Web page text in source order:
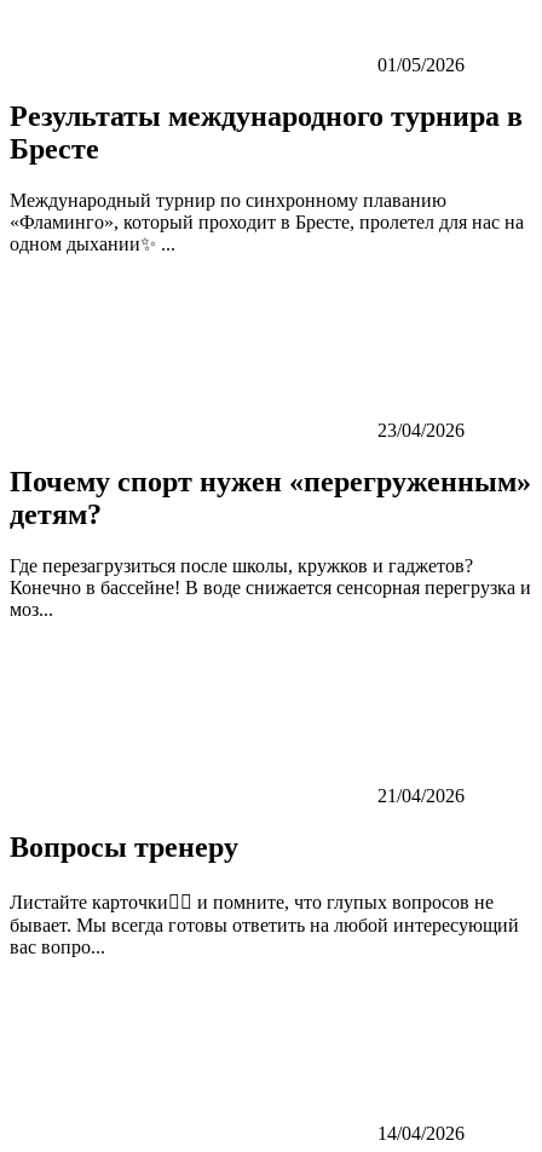
01/05/2026
Результаты международного турнира в
Бресте
Международный турнир по синхронному плаванию
«Фламинго», который проходит в Бресте, пролетел для нас на
одном дыхании✨ ...
23/04/2026
Почему спорт нужен «перегруженным»
детям?
Где перезагрузиться после школы, кружков и гаджетов?
Конечно в бассейне! В воде снижается сенсорная перегрузка и
моз...
21/04/2026
Вопросы тренеру
Листайте карточки👉🏼 и помните, что глупых вопросов не
бывает. Мы всегда готовы ответить на любой интересующий
вас вопро...
14/04/2026